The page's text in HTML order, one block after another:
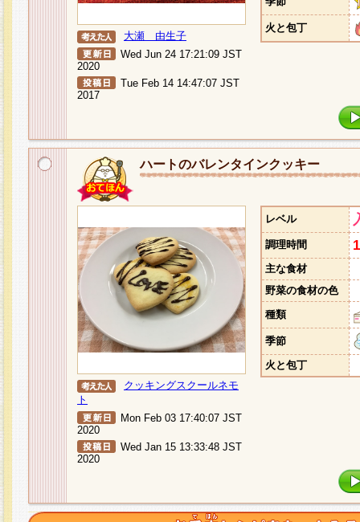
大瀬 由生子
Wed Jun 24 17:21:09 JST
2020
Tue Feb 14 14:47:07 JST
2017
火と包丁
ハートのバレンタインクッキー
クッキングスクールネモ
ト
Mon Feb 03 17:40:07 JST
2020
Wed Jan 15 13:33:48 JST
2020
レベル
調理時間
主な食材
野菜の食材の色
種類
季節
火と包丁